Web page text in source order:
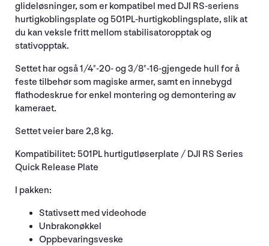
glideløsninger, som er kompatibel med DJI RS-seriens
hurtigkoblingsplate og 501PL-hurtigkoblingsplate, slik at
du kan veksle fritt mellom stabilisatoropptak og
stativopptak.
Settet har også 1/4"-20- og 3/8"-16-gjengede hull for å
feste tilbehør som magiske armer, samt en innebygd
flathodeskrue for enkel montering og demontering av
kameraet.
Settet veier bare 2,8 kg.
Kompatibilitet: 501PL hurtigutløserplate / DJI RS Series
Quick Release Plate
I pakken:
Stativsett med videohode
Unbrakonøkkel
Oppbevaringsveske